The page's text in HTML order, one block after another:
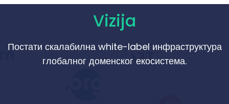
Vizija
Постати скалабилна white-label инфраструктура
глобалног доменског екосистема.